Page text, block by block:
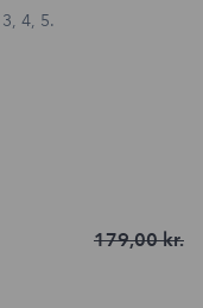
4, 5.
179,00kr.